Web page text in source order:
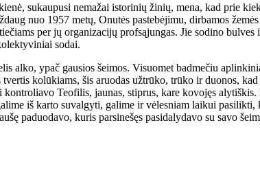
su­kau­pu­si ne­ma­žai is­to­ri­nių ži­nių, me­na, kad prie
nuo 1957 me­tų, Onu­tės pa­ste­bė­ji­mu, dir­ba­mos
per jų or­ga­ni­za­ci­jų prof­są­jun­gas. Jie so­di­no
so­dai.
al­ko, ypač gau­sios šei­mos. Vi­suo­met bad­me­čiu
ko­lū­kiams, šis aruo­das už­trū­ko, trū­ko ir duo­nos,
Te­ofi­lis, jau­nas, stip­rus, ka­re ko­vo­jęs
iš kar­to su­val­gy­ti, ga­li­me ir vė­les­niam lai­kui pa­si­lik­ti,
pa­duo­da­vo, ku­ris par­si­ne­šęs pa­si­da­ly­da­vo su sa­vo